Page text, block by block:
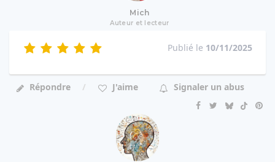
Mich
Auteur et lecteur
Publié le 10/11/2025
Répondre J'aime Signaler un abus